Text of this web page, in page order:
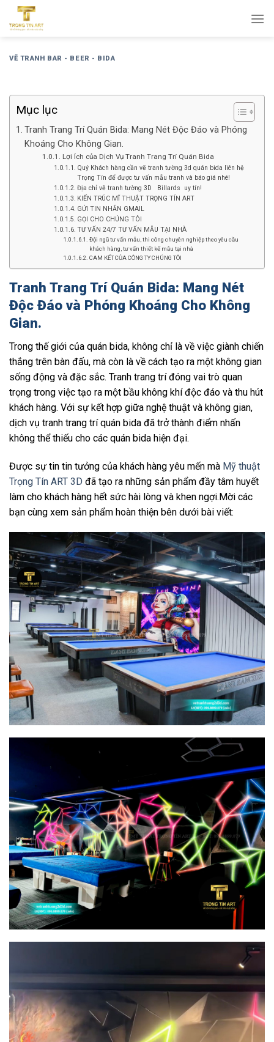
qua
dungVẼ TRANH BAR - BEER - BIDA
Mục lục
Tranh Trang Trí Quán Bida: Mang Nét Độc Đáo và Phóng
Khoáng Cho Không Gian.
Lợi Ích của Dịch Vụ Tranh Trang Trí Quán Bida
Quý Khách hàng cần vẽ tranh tường 3d quán bida liên hệ
Trọng Tín để được tư vấn mẫu tranh và báo giá nhé!
Địa chỉ vẽ tranh tường 3D Billards uy tín!
KIẾN TRÚC MĨ THUẬT TRỌNG TÍN ART
GỬI TIN NHẮN GMAIL
GỌI CHO CHÚNG TÔI
TƯ VẤN 24/7 TƯ VẤN MẪU TẠI NHÀ
Đội ngũ tư vấn mẫu, thi công chuyên nghiệp theo yêu cầu
khách hàng, tư vấn thiết kế mẫu tại nhà
CAM KẾT CỦA CÔNG TY CHÚNG TÔI
Tranh Trang Trí Quán Bida: Mang Nét
Độc Đáo và Phóng Khoáng Cho Không
Gian.
Trong thế giới của quán bida, không chỉ là về việc giành chiến
thắng trên bàn đấu, mà còn là về cách tạo ra một không gian
sống động và đặc sắc. Tranh trang trí đóng vai trò quan
trọng trong việc tạo ra một bầu không khí độc đáo và thu hút
khách hàng. Với sự kết hợp giữa nghệ thuật và không gian,
dịch vụ tranh trang trí quán bida đã trở thành điểm nhấn
không thể thiếu cho các quán bida hiện đại.
Được sự tin tin tưởng của khách hàng yêu mến mà Mỹ thuật
Trọng Tín ART 3D đã tạo ra những sản phẩm đầy tâm huyết
làm cho khách hàng hết sức hài lòng và khen ngợi.Mời các
bạn cùng xem sản phẩm hoàn thiện bên dưới bài viết: